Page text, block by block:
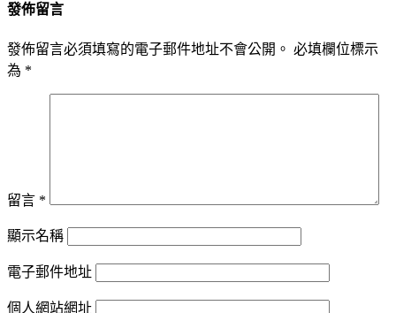
發佈留言
發佈留言必須填寫的電子郵件地址不會公開。 必填欄位標示
為 *
留言 *
顯示名稱
電子郵件地址
個人網站網址